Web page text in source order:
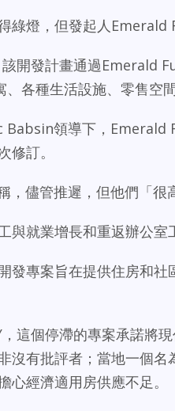
綠燈，但發起人
該開發計畫通過
各種生活設施、零售空
Babsin領導下，Emerald
修訂。
，儘管推遲，但他們「很
與就業增長和重返辦公室
發專案旨在提供住房和
，這個停滯的專案承諾將
沒有批評者；當地一個
心經濟適用房供應不足。